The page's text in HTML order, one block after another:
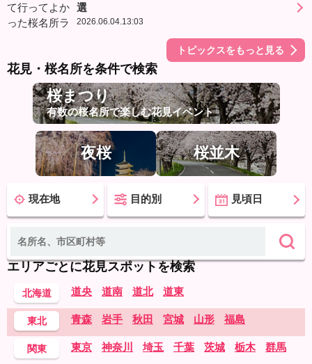
選
2026.06.04.13:03
トピックスをもっと見る
花見・桜名所を条件で検索
桜まつり
有数の桜名所で楽しむ花見イベント
夜桜 桜並木
現在地 目的別 見頃日
エリアごとに花見スポットを検索
北海道 道央 道南 道北 道東
東北 青森 岩手 秋田 宮城 山形 福島
関東 東京 神奈川 埼玉 千葉 茨城 栃木 群馬